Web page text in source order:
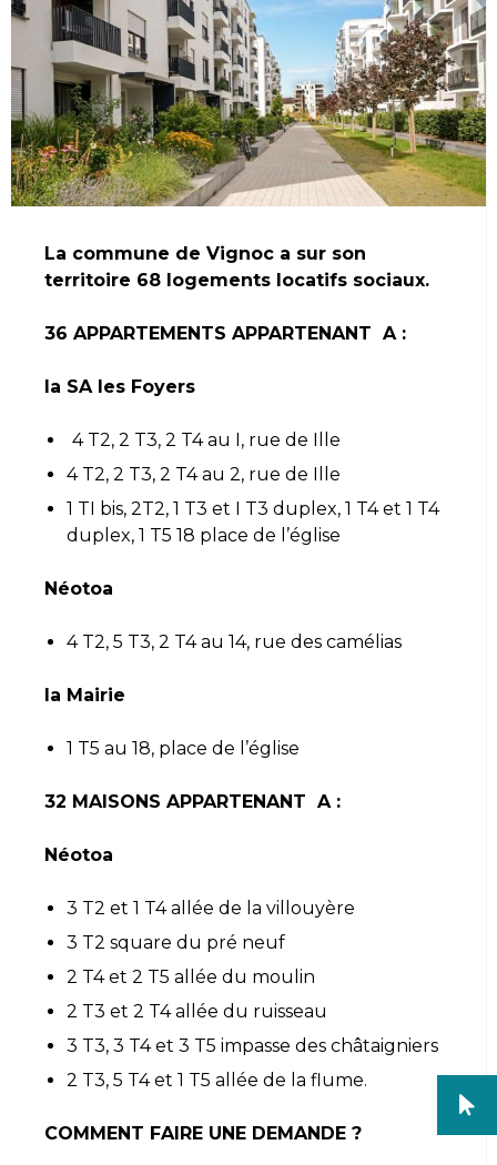
La commune de Vignoc a sur son
territoire 68 logements locatifs sociaux.
36 APPARTEMENTS APPARTENANT A :
la SA les Foyers
4 T2, 2 T3, 2 T4 au I, rue de Ille
4 T2, 2 T3, 2 T4 au 2, rue de Ille
1 TI bis, 2T2, 1 T3 et I T3 duplex, 1 T4 et 1 T4
duplex, 1 T5 18 place de l’église
Néotoa
4 T2, 5 T3, 2 T4 au 14, rue des camélias
la Mairie
1 T5 au 18, place de l’église
32 MAISONS APPARTENANT A :
Néotoa
3 T2 et 1 T4 allée de la villouyère
3 T2 square du pré neuf
2 T4 et 2 T5 allée du moulin
2 T3 et 2 T4 allée du ruisseau
3 T3, 3 T4 et 3 T5 impasse des châtaigniers
2 T3, 5 T4 et 1 T5 allée de la flume.
COMMENT FAIRE UNE DEMANDE ?